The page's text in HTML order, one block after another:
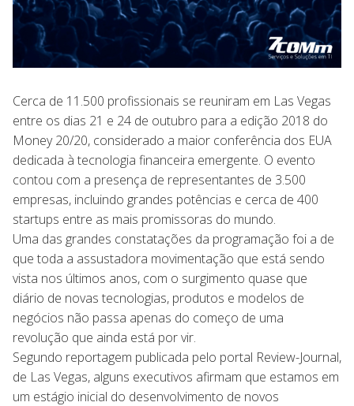
Cerca de 11.500 profissionais se reuniram em Las Vegas
entre os dias 21 e 24 de outubro para a edição 2018 do
Money 20/20, considerado a maior conferência dos EUA
dedicada à tecnologia financeira emergente. O evento
contou com a presença de representantes de 3.500
empresas, incluindo grandes potências e cerca de 400
startups entre as mais promissoras do mundo.
Uma das grandes constatações da programação foi a de
que toda a assustadora movimentação que está sendo
vista nos últimos anos, com o surgimento quase que
diário de novas tecnologias, produtos e modelos de
negócios não passa apenas do começo de uma
revolução que ainda está por vir.
Segundo reportagem publicada pelo portal Review-Journal,
de Las Vegas, alguns executivos afirmam que estamos em
um estágio inicial do desenvolvimento de novos